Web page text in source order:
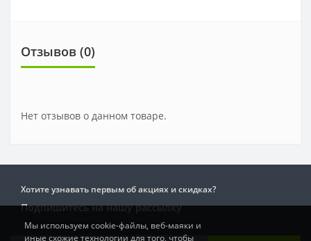
Отзывов (0)
Нет отзывов о данном товаре.
Хотите узнавать первым об акциях и скидках?
Подпишитесь на нашу рассылку
Мы используем cookie-файлы, веб-маяки и
иные схожие технологии для того, чтобы